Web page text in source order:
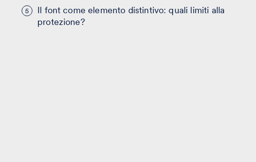
5
Il font come elemento distintivo: quali limiti alla
protezione?